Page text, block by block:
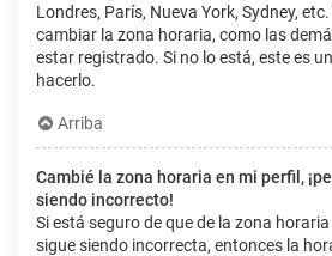
Londres, París, Nueva York, Sydney,
cambiar la zona horaria, como las
estar registrado. Si no lo está, este es
hacerlo.
Arriba
Cambié la zona horaria en mi perfil,
siendo incorrecto!
Si está seguro de que de la zona
sigue siendo incorrecta, entonces la